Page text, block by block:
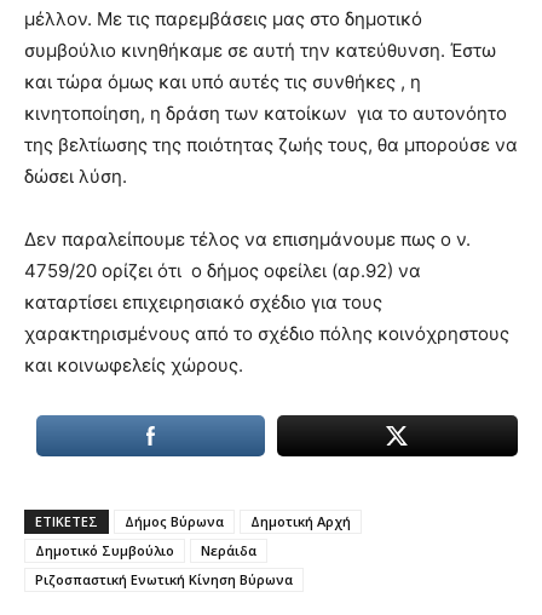
μέλλον. Με τις παρεμβάσεις μας στο δημοτικό
συμβούλιο κινηθήκαμε σε αυτή την κατεύθυνση. Έστω
και τώρα όμως και υπό αυτές τις συνθήκες , η
κινητοποίηση, η δράση των κατοίκων για το αυτονόητο
της βελτίωσης της ποιότητας ζωής τους, θα μπορούσε να
δώσει λύση.
Δεν παραλείπουμε τέλος να επισημάνουμε πως ο ν.
4759/20 ορίζει ότι ο δήμος οφείλει (αρ.92) να
καταρτίσει επιχειρησιακό σχέδιο για τους
χαρακτηρισμένους από το σχέδιο πόλης κοινόχρηστους
και κοινωφελείς χώρους.
ΕΤΙΚΕΤΕΣ Δήμος Βύρωνα
Δημοτική Αρχή
Δημοτικό Συμβούλιο
Νεράιδα
Ριζοσπαστική Ενωτική Κίνηση Βύρωνα